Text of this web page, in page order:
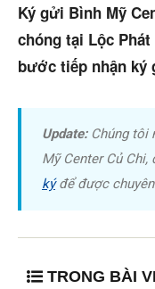
Dự án
Mua bán
Thị trường
Liên hệ
Ký gửi Bình Mỹ
chóng tại Lộc
bước tiếp nhận ký
Update:Chúng tôi
Mỹ Center Củ
kýđể được
TRONG BÀI